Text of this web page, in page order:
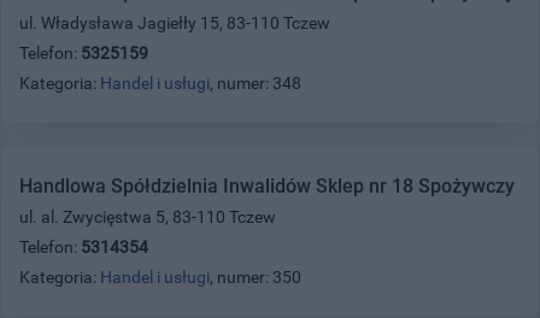
ul. Władysława Jagiełły 15, 83-110 Tczew
Telefon: 5325159
Kategoria: Handel i usługi, numer: 348
Handlowa Spółdzielnia Inwalidów Sklep nr 18 Spożywczy
ul. al. Zwycięstwa 5, 83-110 Tczew
Telefon: 5314354
Kategoria: Handel i usługi, numer: 350